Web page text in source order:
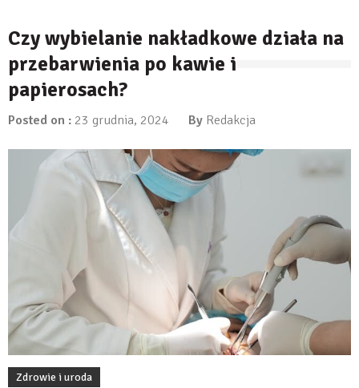
Czy wybielanie nakładkowe działa na
przebarwienia po kawie i
papierosach?
Posted on : 23 grudnia, 2024 By Redakcja
Zdrowie i uroda